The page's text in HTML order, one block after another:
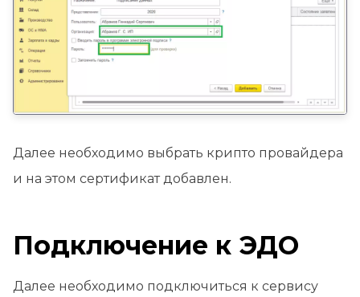
Далее необходимо выбрать крипто провайдера
и на этом сертификат добавлен.
Подключение к ЭДО
Далее необходимо подключиться к сервису